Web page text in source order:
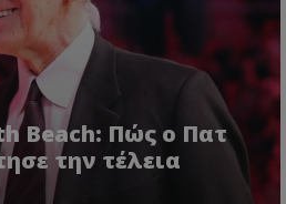
Beach: Πώς ο Πατ
την τέλεια